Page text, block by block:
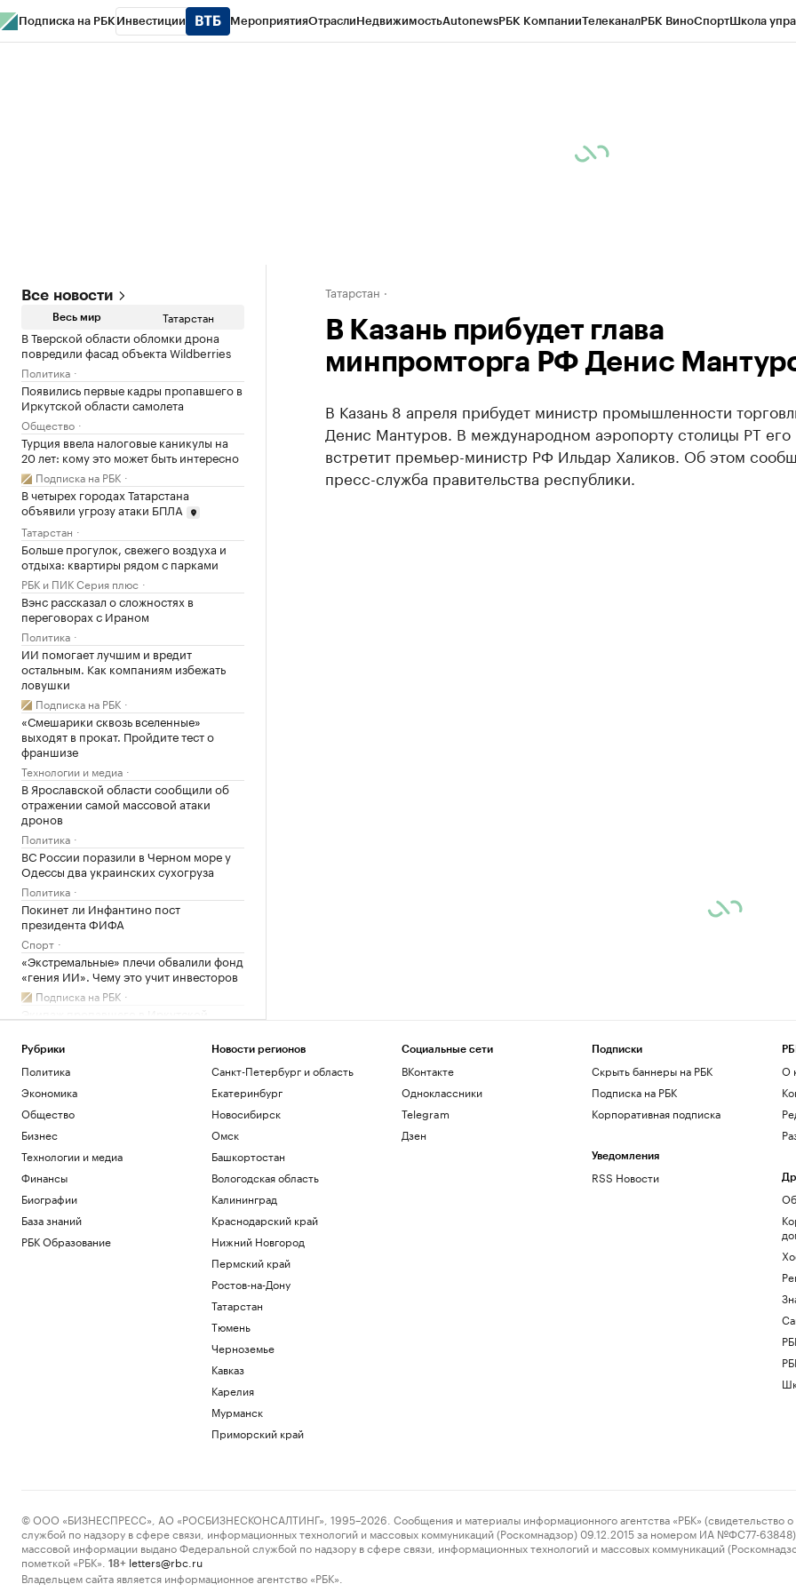
Подписка на РБК Инвестиции МероприятияОтраслиНедвижимостьAutonewsРБК КомпанииТелеканалРБК ВиноСпортШкола
Все новости
Весь мир Татарстан
В Тверской области обломки дрона
повредили фасад объекта Wildberries
Политика
Появились первые кадры пропавшего в
Иркутской области самолета
Общество
Турция ввела налоговые каникулы на
20 лет: кому это может быть интересно
Подписка на РБК
В четырех городах Татарстана
объявили угрозу атаки БПЛА
Татарстан
Больше прогулок, свежего воздуха и
отдыха: квартиры рядом с парками
РБК и ПИК Серия плюс
Вэнс рассказал о сложностях в
переговорах с Ираном
Политика
ИИ помогает лучшим и вредит
остальным. Как компаниям избежать
ловушки
Подписка на РБК
«Смешарики сквозь вселенные»
выходят в прокат. Пройдите тест о
франшизе
Технологии и медиа
В Ярославской области сообщили об
отражении самой массовой атаки
дронов
Политика
ВС России поразили в Черном море у
Одессы два украинских сухогруза
Политика
Покинет ли Инфантино пост
президента ФИФА
Спорт
«Экстремальные» плечи обвалили фонд
«гения ИИ». Чему это учит инвесторов
Подписка на РБК
Бодайбо
СК сообщил о гибели 640 человек из-за
вторжения ВСУ в Курскую область
Политика
Почему ваши совещания бесполезны и
В аэропортах Татарстана ввели
ограничения на фоне беспилотной
опасности
Татарстан
Мосбиржа запланировала запуск
депозитарий для криптовалюты. Что
DeepSeek сообщил о «значительном»
Как Ходынка стала новым центром
Татарстан
В Казань прибудет глава
минпромторга РФ Денис
В Казань 8 апреля прибудет министр промышленности
Денис Мантуров. В международном аэропорту столицы РТ его
встретит премьер-министр РФ Ильдар Халиков. Об этом
пресс-служба правительства республики.
Рубрики
Политика
Экономика
Общество
Бизнес
Технологии и медиа
Финансы
Биографии
База знаний
РБК Образование
Новости регионов
Санкт-Петербург и область
Екатеринбург
Новосибирск
Омск
Башкортостан
Вологодская область
Калининград
Краснодарский край
Нижний Новгород
Пермский край
Ростов-на-Дону
Татарстан
Тюмень
Черноземье
Кавказ
Карелия
Мурманск
Приморский край
Социальные сети
ВКонтакте
Одноклассники
Telegram
Дзен
Подписки
Скрыть баннеры на РБК
Подписка на РБК
Корпоративная подписка
Уведомления
RSS Новости
О
© ООО «БИЗНЕСПРЕСС», АО «РОСБИЗНЕСКОНСАЛТИНГ», 1995–2026. Сообщения и материалы информационного агентства «РБК» (свидетельство о
службой по надзору в сфере связи, информационных технологий и массовых коммуникаций (Роскомнадзор) 09.12.2015 за номером ИА №ФС77-63848)
массовой информации выдано Федеральной службой по надзору в сфере связи, информационных технологий и массовых коммуникаций
пометкой «РБК».
18+ letters@rbc.ru
Владельцем сайта является информационное агентство «РБК».